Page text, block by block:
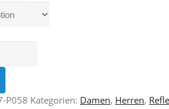
P058 Kategorien: Damen, Herren,